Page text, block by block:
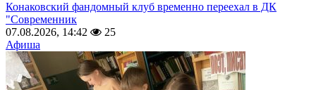
Конаковский фандомный клуб временно переехал в ДК
"Современник
07.08.2026, 14:42
25
Афиша